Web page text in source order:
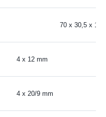
70 x 30,5 x 1,5
4 x 12 mm
4 x 20/9 mm